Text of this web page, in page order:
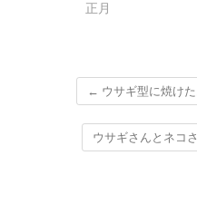
正月
← ウサギ型に焼け
ウサギさんとネコ